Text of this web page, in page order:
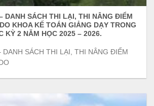
DANH SÁCH THI LẠI, THI NÂNG ĐIỂM
KHOA KẾ TOÁN GIẢNG DẠY TRONG
KỲ 2 NĂM HỌC 2025 – 2026.
DANH SÁCH THI LẠI, THI NÂNG ĐIỂM